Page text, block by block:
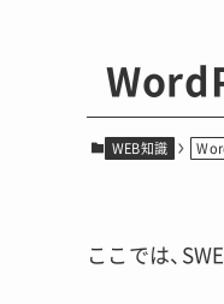
WEB知識
ここでは、